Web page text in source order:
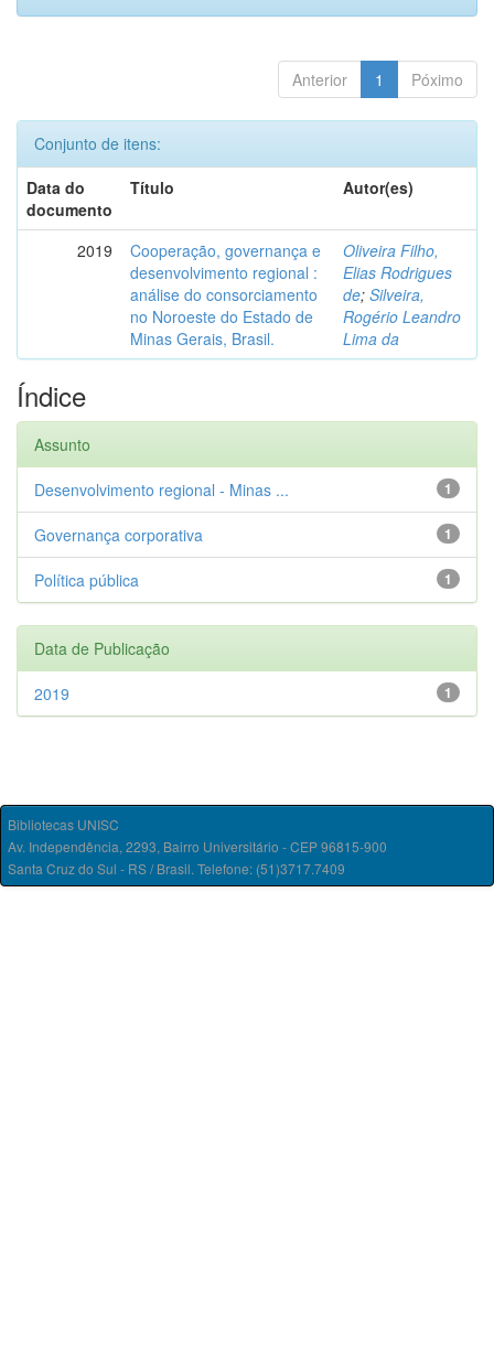
Anterior 1 Póximo
Conjunto de itens:
Data do
documento
Título Autor(es)
2019
Cooperação, governança e
desenvolvimento regional :
análise do consorciamento
no Noroeste do Estado de
Minas Gerais, Brasil.
Oliveira Filho,
Elias Rodrigues
de; Silveira,
Rogério Leandro
Lima da
Índice
Assunto
1
Desenvolvimento regional - Minas ...
1
Governança corporativa
1
Política pública
Data de Publicação
1
2019
Bibliotecas UNISC
Av. Independência, 2293, Bairro Universitário - CEP 96815-900
Santa Cruz do Sul - RS / Brasil. Telefone: (51)3717.7409